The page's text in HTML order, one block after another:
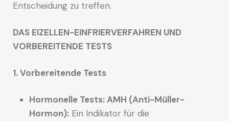
Entscheidung zu treffen.
DAS EIZELLEN-EINFRIERVERFAHREN UND
VORBEREITENDE TESTS
1. Vorbereitende Tests
Hormonelle Tests: AMH (Anti-Müller-
Hormon): Ein Indikator für die